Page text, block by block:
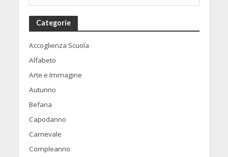
Categorie
Accoglienza Scuola
Alfabeto
Arte e Immagine
Autunno
Befana
Capodanno
Carnevale
Compleanno